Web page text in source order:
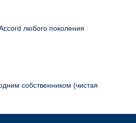
любого поколения
собственником (чистая